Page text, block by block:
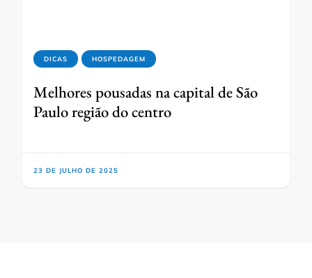
DICAS HOSPEDAGEM
Melhores pousadas na capital de São
Paulo região do centro
23 DE JULHO DE 2025